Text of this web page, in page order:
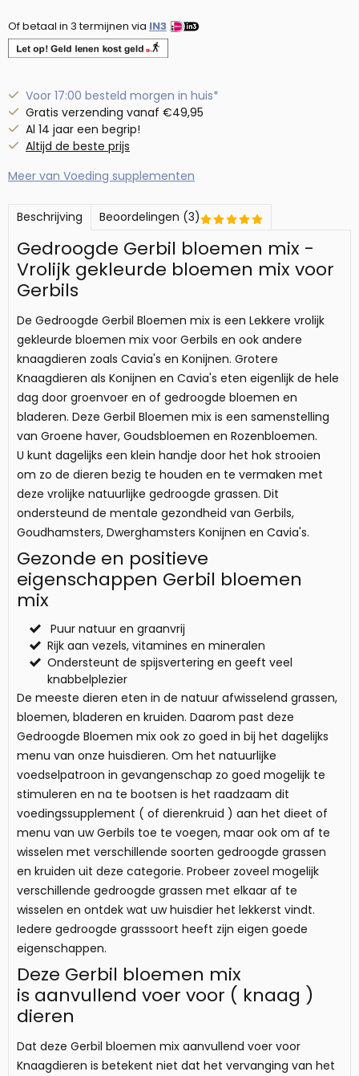
Of betaal in 3 termijnen via IN3
Voor 17:00 besteld morgen in huis*
Gratis verzending vanaf €49,95
Al 14 jaar een begrip!
Altijd de beste prijs
Meer van Voeding supplementen
Beschrijving Beoordelingen (3)
Gedroogde Gerbil bloemen mix -
Vrolijk gekleurde bloemen mix voor
Gerbils
De Gedroogde Gerbil Bloemen mix is een Lekkere vrolijk
gekleurde bloemen mix voor Gerbils en ook andere
knaagdieren zoals Cavia's en Konijnen. Grotere
Knaagdieren als Konijnen en Cavia's eten eigenlijk de hele
dag door groenvoer en of gedroogde bloemen en
bladeren. Deze Gerbil Bloemen mix is een samenstelling
van Groene haver, Goudsbloemen en Rozenbloemen.
U kunt dagelijks een klein handje door het hok strooien
om zo de dieren bezig te houden en te vermaken met
deze vrolijke natuurlijke gedroogde grassen. Dit
ondersteund de mentale gezondheid van Gerbils,
Goudhamsters, Dwerghamsters Konijnen en Cavia's.
Gezonde en positieve
eigenschappen Gerbil bloemen
mix
Puur natuur en graanvrij
Rijk aan vezels, vitamines en mineralen
Ondersteunt de spijsvertering en geeft veel
knabbelplezier
De meeste dieren eten in de natuur afwisselend grassen,
bloemen, bladeren en kruiden. Daarom past deze
Gedroogde Bloemen mix ook zo goed in bij het dagelijks
menu van onze huisdieren. Om het natuurlijke
voedselpatroon in gevangenschap zo goed mogelijk te
stimuleren en na te bootsen is het raadzaam dit
voedingssupplement ( of dierenkruid ) aan het dieet of
menu van uw Gerbils toe te voegen, maar ook om af te
wisselen met verschillende soorten gedroogde grassen
en kruiden uit deze categorie. Probeer zoveel mogelijk
verschillende gedroogde grassen met elkaar af te
wisselen en ontdek wat uw huisdier het lekkerst vindt.
Iedere gedroogde grasssoort heeft zijn eigen goede
eigenschappen.
Deze Gerbil bloemen mix
is aanvullend voer voor ( knaag )
dieren
Dat deze Gerbil bloemen mix aanvullend voer voor
Knaagdieren is betekent niet dat het vervanging van het